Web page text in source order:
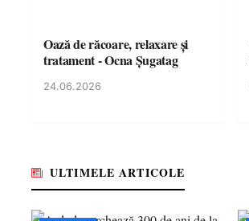
Oază de răcoare, relaxare și
tratament - Ocna Șugatag
24.06.2026
ULTIMELE ARTICOLE